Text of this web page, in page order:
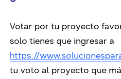
Votar por tu proyecto
solo tienes que ingresar a
https://
tu voto al proyecto que